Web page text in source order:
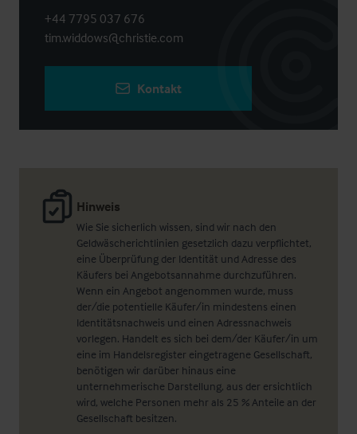
Hinweis
Wie Sie sicherlich wissen, sind wir nach den
Geldwäscherichtlinien gesetzlich dazu verpflichtet,
eine Überprüfung der Identität und Adresse des
Käufers bei Angebotsannahme durchzuführen.
Wenn ein Angebot angenommen wurde, muss
der/die potentielle Käufer/in mindestens einen
Identitätsnachweis und einen Adressnachweis
vorlegen. Handelt es sich bei dem/der Käufer/in um
eine im Handelsregister eingetragene Gesellschaft,
benötigen wir darüber hinaus eine
unternehmerische Darstellung, aus der ersichtlich
wird, welche Personen mehr als 25 % Anteile an der
Gesellschaft besitzen.
+44 7795 037 676
tim.widdows@christie.com
Kontakt